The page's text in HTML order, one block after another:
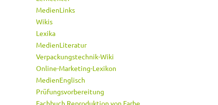
MedienLinks
Wikis
Lexika
MedienLiteratur
Verpackungstechnik-Wiki
Online-Marketing-Lexikon
MedienEnglisch
Prüfungsvorbereitung
Fachbuch Reproduktion von Farbe